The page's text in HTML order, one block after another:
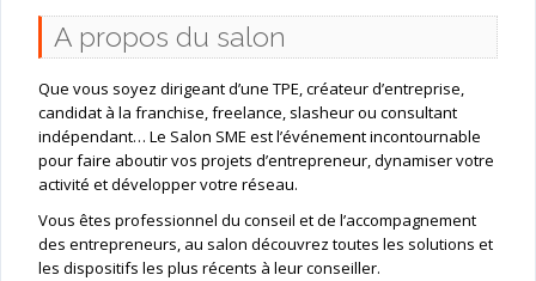
A propos du salon
Que vous soyez dirigeant d’une TPE, créateur d’entreprise,
candidat à la franchise, freelance, slasheur ou consultant
indépendant… Le Salon SME est l’événement incontournable
pour faire aboutir vos projets d’entrepreneur, dynamiser votre
activité et développer votre réseau.
Vous êtes professionnel du conseil et de l’accompagnement
des entrepreneurs, au salon découvrez toutes les solutions et
les dispositifs les plus récents à leur conseiller.